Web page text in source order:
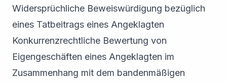
Widersprüchliche Beweiswürdigung bezüglich
eines Tatbeitrags eines Angeklagten
Konkurrenzrechtliche Bewertung von
Eigengeschäften eines Angeklagten im
Zusammenhang mit dem bandenmäßigen